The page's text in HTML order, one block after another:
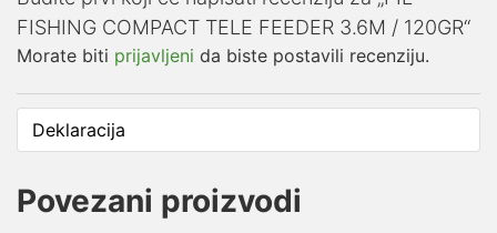
FISHING COMPACT TELE FEEDER 3.6M / 120GR“
Morate biti prijavljeni da biste postavili recenziju.
Deklaracija
Povezani proizvodi